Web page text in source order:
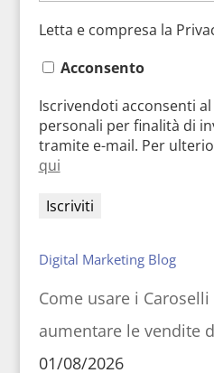
Letta e compresa la
Acconsento
Iscrivendoti acconsenti
personali per finalità di
tramite e-mail. Per
qui
Digital Marketing Blog
Come usare i
aumentare le vendite
01/08/2026